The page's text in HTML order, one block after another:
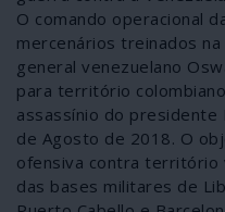
O comando operacional
mercenários treinados
general venezuelano
para território
assassínio do presidente
de Agosto de 2018. O
ofensiva contra território
das bases militares de